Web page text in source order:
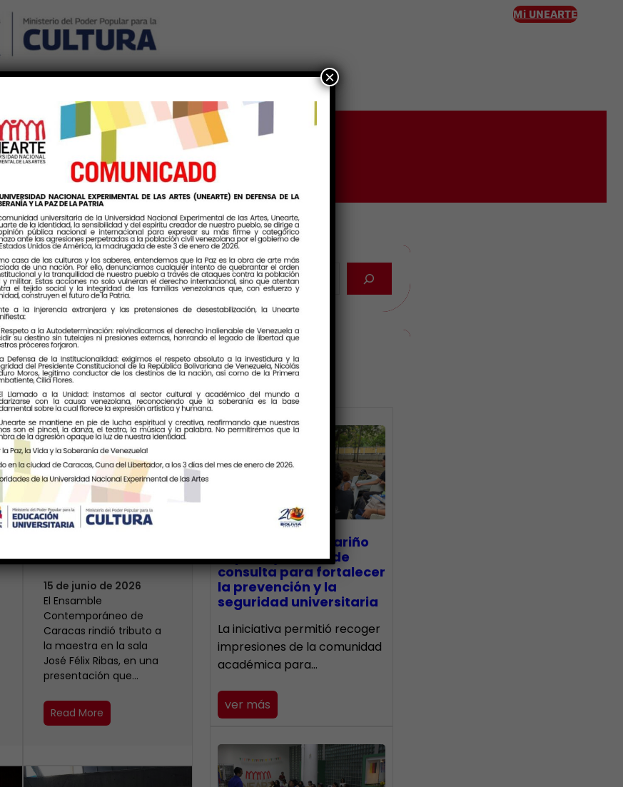
Mi UNEARTE
Ingreso
PNFAudiovisual
Modesta: un
centenario que
memoria histórica
15 de junio de 2026
El Ensamble
Contemporáneo de
Caracas rindió tributo a
la maestra en la sala
José Félix Ribas, en una
presentación que…
Read More
Últimas Noticias
CECA Santiago Mariño
impulsó jornada de
consulta para fortalecer
la prevención y la
seguridad universitaria
La iniciativa permitió recoger
impresiones de la comunidad
académica para…
ver más
×